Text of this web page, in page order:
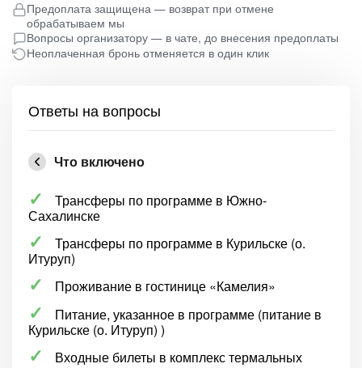
Предоплата защищена — возврат при отмене
обрабатываем мы
Вопросы организатору — в чате, до внесения предоплаты
Неоплаченная бронь отменяется в один клик
Ответы на вопросы
Что включено
Трансферы по программе в Южно-
Сахалинске
Трансферы по программе в Курильске (о.
Итуруп)
Проживание в гостинице «Камелия»
Питание, указанное в программе (питание в
Курильске (о. Итуруп) )
Входные билеты в комплекс термальных